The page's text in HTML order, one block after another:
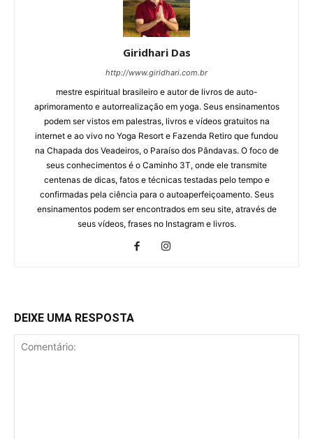
Giridhari Das
http://www.giridhari.com.br
mestre espiritual brasileiro e autor de livros de auto-
aprimoramento e autorrealização em yoga. Seus ensinamentos
podem ser vistos em palestras, livros e vídeos gratuitos na
internet e ao vivo no Yoga Resort e Fazenda Retiro que fundou
na Chapada dos Veadeiros, o Paraíso dos Pândavas. O foco de
seus conhecimentos é o Caminho 3T, onde ele transmite
centenas de dicas, fatos e técnicas testadas pelo tempo e
confirmadas pela ciência para o autoaperfeiçoamento. Seus
ensinamentos podem ser encontrados em seu site, através de
seus vídeos, frases no Instagram e livros.
DEIXE UMA RESPOSTA